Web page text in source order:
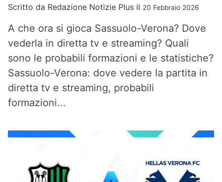
Scritto da Redazione Notizie Plus il 20 Febbraio 2026
A che ora si gioca Sassuolo-Verona? Dove
vederla in diretta tv e streaming? Quali
sono le probabili formazioni e le statistiche?
Sassuolo-Verona: dove vedere la partita in
diretta tv e streaming, probabili
formazioni...